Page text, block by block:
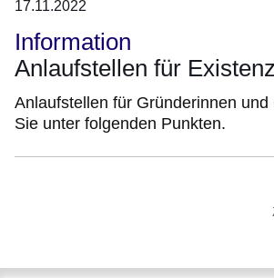
17.11.2022
Information
Anlaufstellen für
Anlaufstellen für Gründerinnen und
Sie unter folgenden Punkten.